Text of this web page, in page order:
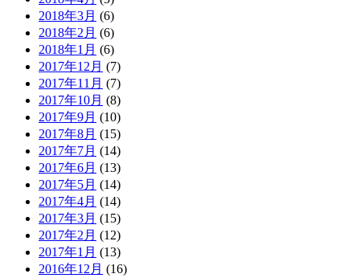
2018年3月 (6)
2018年2月 (6)
2018年1月 (6)
2017年12月 (7)
2017年11月 (7)
2017年10月 (8)
2017年9月 (10)
2017年8月 (15)
2017年7月 (14)
2017年6月 (13)
2017年5月 (14)
2017年4月 (14)
2017年3月 (15)
2017年2月 (12)
2017年1月 (13)
2016年12月 (16)